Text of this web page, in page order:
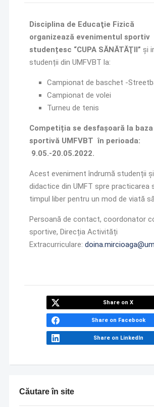
Căutare în site
Disciplina de Educaţie Fizică
organizează evenimentul sportiv
studențesc “CUPA SĂNĂTĂŢII” şi
studenții din UMFVBT la:
Campionat de baschet -
Campionat de volei
Turneu de tenis
Competiția se desfaşoară la baza
sportivă UMFVBTîn perioada:
9.05.-20.05.2022.
Acest eveniment îndrumă studenții
didactice din UMFT spre practicarea
timpul liber pentru un mod de viată
Persoană de contact, coordonator
sportive, Direcția Activități
Extracurriculare:
Share on X
Share on Facebook
Share on LinkedIn